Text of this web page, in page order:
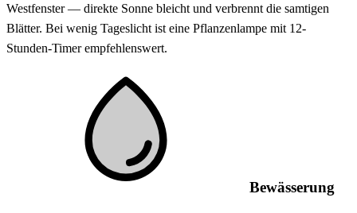
Westfenster — direkte Sonne bleicht und verbrennt die samtigen
Blätter. Bei wenig Tageslicht ist eine Pflanzenlampe mit 12-
Stunden-Timer empfehlenswert.
Bewässerung